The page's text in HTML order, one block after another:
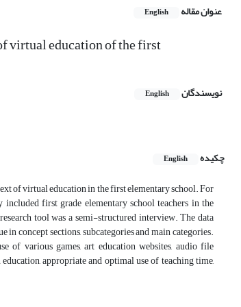
عنوان مقاله English
virtual education of the first
نویسندگان English
چکیده
English
of virtual education in the first elementary school. For
first grade elementary school teachers in the
tool was a semi-structured interview. The data
concept sections, subcategories and main categories.
of various games, art education websites, audio file
appropriate and optimal use of teaching time,